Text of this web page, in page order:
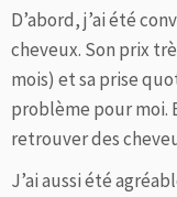
D’abord, j’ai été
cheveux. Son prix
mois) et sa prise
problème pour moi.
retrouver des
J’ai aussi été